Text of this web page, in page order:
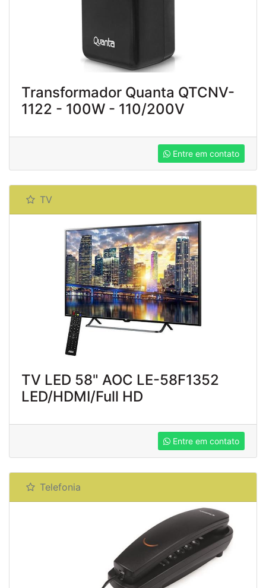
Transformador Quanta QTCNV-
1122 - 100W - 110/200V
Entre em contato
TV
TV LED 58" AOC LE-58F1352
LED/HDMI/Full HD
Entre em contato
Telefonia